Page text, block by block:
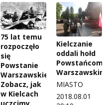
75 lat temu
rozpoczęło
się
Powstanie
Warszawskie.
Zobacz, jak
w Kielcach
Kielczanie
oddali hołd
Powstańcom
Warszawskim
MIASTO
2018.08.01